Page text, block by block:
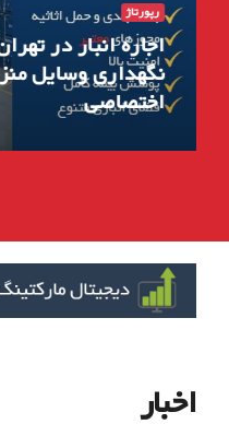
رپورتاژ
اجاره انبار در
نگهداری وسایل
اختصاصی
اخبار